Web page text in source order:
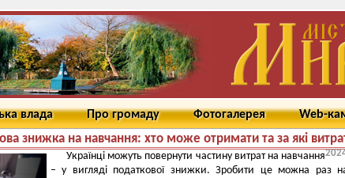
влада Про громаду Фотогалерея Web-
знижка на навчання: хто може отримати та за які
Українці можуть повернути частину витрат на навчання
– у вигляді податкової знижки. Зробити це можна раз